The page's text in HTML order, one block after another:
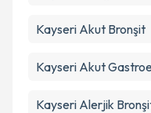
Kayseri Akut Bronşit
Kayseri Akut
Kayseri Alerjik